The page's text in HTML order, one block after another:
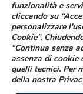
Se sospetti di
uno dei
segnalarlo
funzionalità e
cliccando su
personalizzare
Cookie”.
“Continua senza
assenza di
quelli tecnici. Per
della nostra